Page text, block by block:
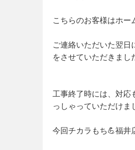
こちらのお客様はホー
ご連絡いただいた翌日
をさせていただきまし
工事終了時には、対応
っしゃっていただけま
今回チカラもち💪福井